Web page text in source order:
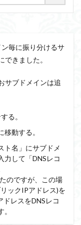
毎に振り分けるサ
きました。
サブドメインは追
る。
移動する。
ト名」にサブドメ
力して「DNSレコ
のですが、この場
ックIPアドレス)を
レスをDNSレコ